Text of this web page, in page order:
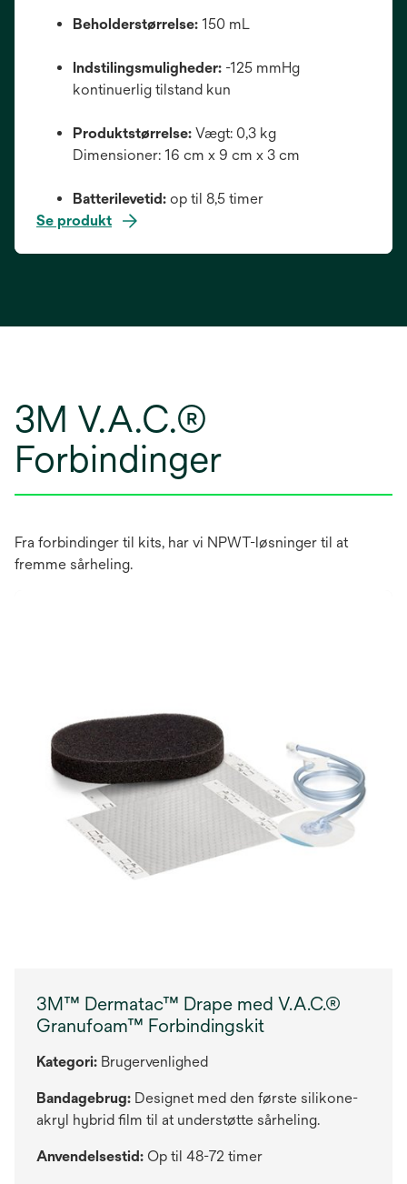
Beholderstørrelse: 150 mL
Indstilingsmuligheder: -125 mmHg
kontinuerlig tilstand kun
Produktstørrelse: Vægt: 0,3 kg
Dimensioner: 16 cm x 9 cm x 3 cm
Batterilevetid: op til 8,5 timer
Se produkt
3M V.A.C.®
Forbindinger
Fra forbindinger til kits, har vi NPWT-løsninger til at
fremme sårheling.
3M™ Dermatac™ Drape med V.A.C.®
Granufoam™ Forbindingskit
Kategori: Brugervenlighed
Bandagebrug: Designet med den første silikone-
akryl hybrid film til at understøtte sårheling.
Anvendelsestid: Op til 48-72 timer